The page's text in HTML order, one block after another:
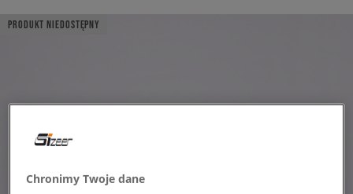
PRODUKT NIEDOSTĘPNY
Chronimy Twoje dane